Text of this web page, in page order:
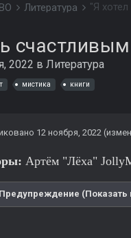
Литература "Я
2022 в Литература
мистика книги
12 ноября, 2022
Артём "Лёха"
Предупреждение (Показать